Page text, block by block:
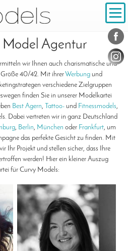
Model Agentur
wir Ihnen auch charismatische und
Größe 40/42. Mit ihrerWerbungund
verschiedene Zielgruppen
finden Sie in unserer Modelkartei
Best Agern, Tattoo- und Fitnessmodels,
Dabei vertreten wir in ganz Deutschland
, Berlin, München oder Frankfurt, um
das perfekte Gesicht zu finden. Mit
Ihr Projekt und stellen sicher, dass Ihre
werden! Hier ein kleiner Auszug
für Curvy Models: